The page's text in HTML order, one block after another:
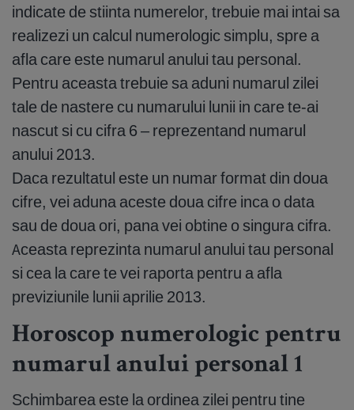
indicate de stiinta numerelor, trebuie mai intai sa
realizezi un calcul numerologic simplu, spre a
afla care este numarul anului tau personal.
Pentru aceasta trebuie sa aduni numarul zilei
tale de nastere cu numarului lunii in care te-ai
nascut si cu cifra 6 – reprezentand numarul
anului 2013.
Daca rezultatul este un numar format din doua
cifre, vei aduna aceste doua cifre inca o data
sau de doua ori, pana vei obtine o singura cifra.
Aceasta reprezinta numarul anului tau personal
si cea la care te vei raporta pentru a afla
previziunile lunii aprilie 2013.
Horoscop numerologic pentru
numarul anului personal 1
Schimbarea este la ordinea zilei pentru tine